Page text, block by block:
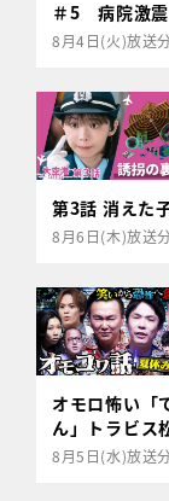
＃5 病院激震
8月4日(火)放送
第3話 消えた
8月6日(木)放送
オモロ怖い「
ん」トラビス
8月5日(水)放送